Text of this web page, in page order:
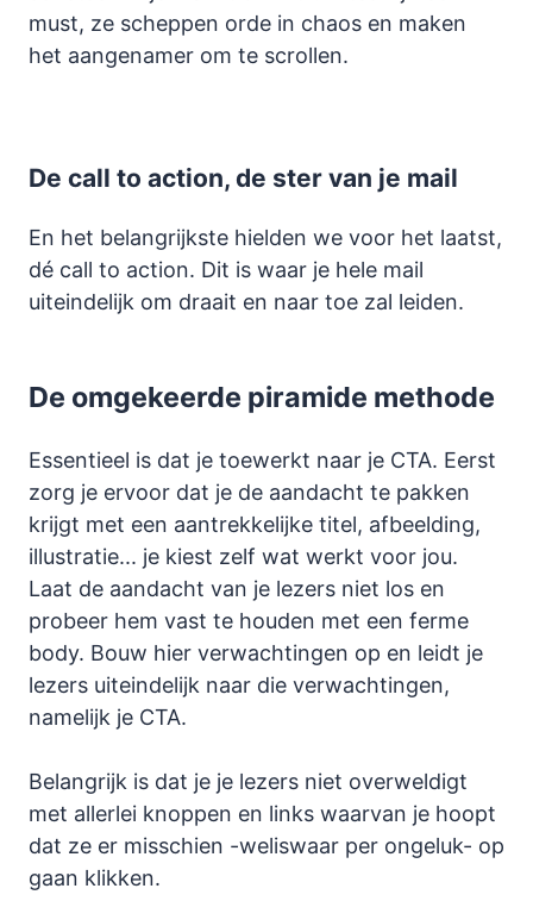
must, ze scheppen orde in chaos en maken
het aangenamer om te scrollen.
De call to action, de ster van je mail
En het belangrijkste hielden we voor het laatst,
dé call to action. Dit is waar je hele mail
uiteindelijk om draait en naar toe zal leiden.
De omgekeerde piramide methode
Essentieel is dat je toewerkt naar je CTA. Eerst
zorg je ervoor dat je de aandacht te pakken
krijgt met een aantrekkelijke titel, afbeelding,
illustratie... je kiest zelf wat werkt voor jou.
Laat de aandacht van je lezers niet los en
probeer hem vast te houden met een ferme
body. Bouw hier verwachtingen op en leidt je
lezers uiteindelijk naar die verwachtingen,
namelijk je CTA.
Belangrijk is dat je je lezers niet overweldigt
met allerlei knoppen en links waarvan je hoopt
dat ze er misschien -weliswaar per ongeluk- op
gaan klikken.